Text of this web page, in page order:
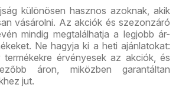
különösen hasznos azoknak, akik
vásárolni. Az akciók és szezonzáró
mindig megtalálhatja a legjobb ár-
Ne hagyja ki a heti ajánlatokat:
érvényesek az akciók, és
áron, miközben garantáltan
jut.